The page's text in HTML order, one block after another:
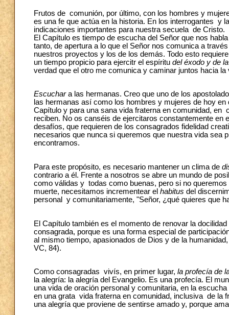
Frutos de comunión, por último, con los hombres y
es una fe que actúa en la historia. En los interrogantes y
indicaciones importantes para nuestra secuela de Cristo.
El Capítulo es tiempo de escucha del Señor que nos
tanto, de apertura a lo que el Señor nos comunica a
nuestros proyectos y los de los demás. Todo esto
un tiempo propicio para ejercitr el espíritu del éxodo y de
verdad que el otro me comunica y caminar juntos hacia
Escuchara las hermanas. Creo que uno de los
las hermanas así como los hombres y mujeres de hoy
Capítulo y para una sana vida fraterna en comunidad,
reciben. No os canséis de ejercitaros constantemente
desafíos, que requieren de los consagrados fidelidad
necesarios que nunca si queremos que nuestra vida sea
encontramos.
Para este propósito, es necesario mantener un clima de
contrario a él. Frente a nosotros se abre un mundo de
como válidas y todas como buenas, pero si no
muerte, necesitamos incrementear el habitus del
personal y comunitariamente, "Señor, ¿qué quieres que
El Capítulo también es el momento de renovar la
consagrada, porque es una forma especial de
al mismo tiempo, apasionados de Dios y de la
VC, 84).
Como consagradas vivís, en primer lugar, la profecía de
la alegría: la alegría del Evangelio. Es una profecía. El
una vida de oración personal y comunitaria, en la
en una grata vida fraterna en comunidad, inclusiva de la
una alegría que proviene de sentirse amado y, porque